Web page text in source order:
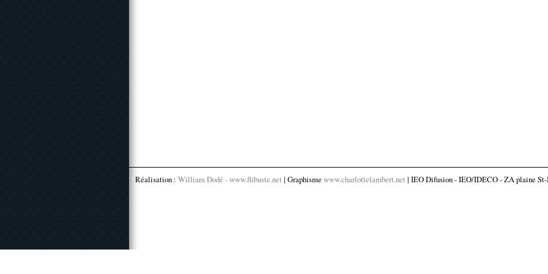
Réalisation : William Dodé - www.flibuste.net | Graphisme www.charlottelambert.net | IEO Difusion - IEO/IDECO - ZA plaine St-